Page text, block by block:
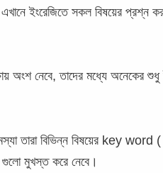
ইংরেজিতে সকল বিষয়ের প্রশ্ন
অংশ নেবে, তাদের মধ্যে অনেকের
সমস্যা তারা বিভিন্ন বিষয়ের key
মুখস্ত করে নেবে।